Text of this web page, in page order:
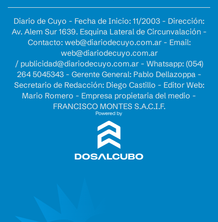
Diario de Cuyo - Fecha de Inicio: 11/2003 - Dirección:
Av. Alem Sur 1639. Esquina Lateral de Circunvalación -
Contacto: web@diariodecuyo.com.ar- Email:
web@diariodecuyo.com.ar
/ publicidad@diariodecuyo.com.ar- Whatsapp: (054)
264 5045343 - Gerente General: Pablo Dellazoppa -
Secretario de Redacción: Diego Castillo - Editor Web:
Mario Romero - Empresa propietaria del medio -
FRANCISCO MONTES S.A.C.I.F.